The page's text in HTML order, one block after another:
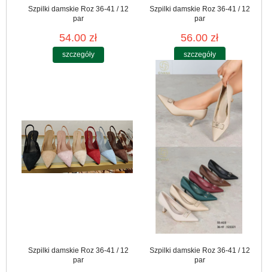
Szpilki damskie Roz 36-41 / 12
par
54.00 zł
szczegóły
Szpilki damskie Roz 36-41 / 12
par
56.00 zł
szczegóły
Szpilki damskie Roz 36-41 / 12
par
Szpilki damskie Roz 36-41 / 12
par